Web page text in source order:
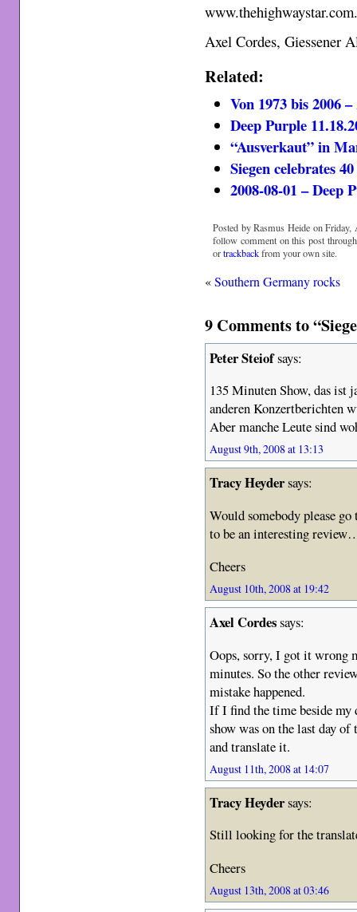
Axel Cordes, Giessener
Related:
Von 1973 bis 2006
Deep Purple
“Ausverkaut” in
Siegen celebrates
2008-08-01 – Deep
Posted by Rasmus Heide on
follow comment on this post
ortrackbackfrom your own site.
«Southern Germany rocks
9 Comments to
Peter Steiofsays:
135 Minuten Show, das ist
anderen Konzertberichten
Aber manche Leute sind
August 9th, 2008 at 13:13
Tracy Heydersays:
Would somebody please
to be an interesting
Cheers
August 10th, 2008 at 19:42
Axel Cordessays:
Oops, sorry, I got it wrong
minutes. So the other
mistake happened.
If I find the time beside my
show was on the last day
and translate it.
August 11th, 2008 at 14:07
Tracy Heydersays:
Still looking for the
Cheers
August 13th, 2008 at 03:46